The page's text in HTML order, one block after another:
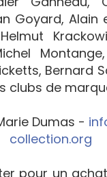
Goyard, Alain
Bernard
clubs de
Dumas -
collection.org
pour un